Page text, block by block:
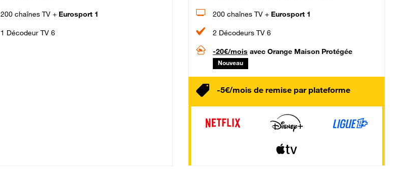
200 chaînes TV + Eurosport 1
1 Décodeur TV 6
200 chaînes TV + Eurosport 1
2 Décodeurs TV 6
-20€/mois avec Orange Maison Protégée
Nouveau
-5€/mois de remise par plateforme